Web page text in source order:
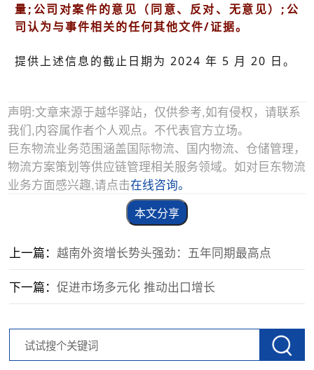
量;公司对案件的意见（同意、反对、无意见）;公
司认为与事件相关的任何其他文件/证据。
提供上述信息的截止日期为 2024 年 5 月 20 日。
声明:文章来源于越华驿站，仅供参考,如有侵权，请联系
我们,内容属作者个人观点。不代表官方立场。
巨东物流业务范围涵盖国际物流、国内物流、仓储管理，
物流方案策划等供应链管理相关服务领域。如对巨东物流
业务方面感兴趣,请点击在线咨询。
本文分享
上一篇：越南外资增长势头强劲：五年同期最高点
下一篇：促进市场多元化 推动出口增长